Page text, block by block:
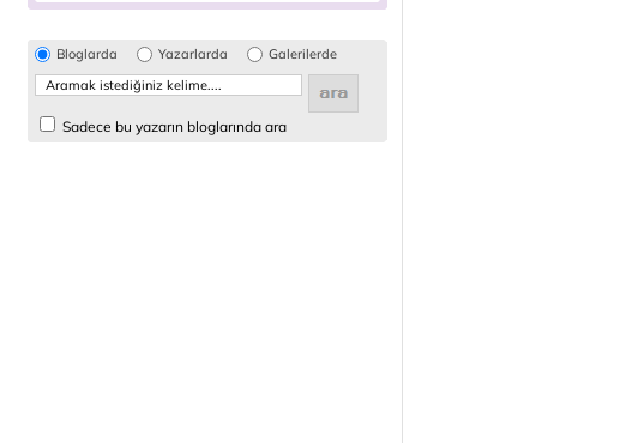
Bloglarda Yazarlarda Galerilerde
Sadece bu yazarın bloglarında ara